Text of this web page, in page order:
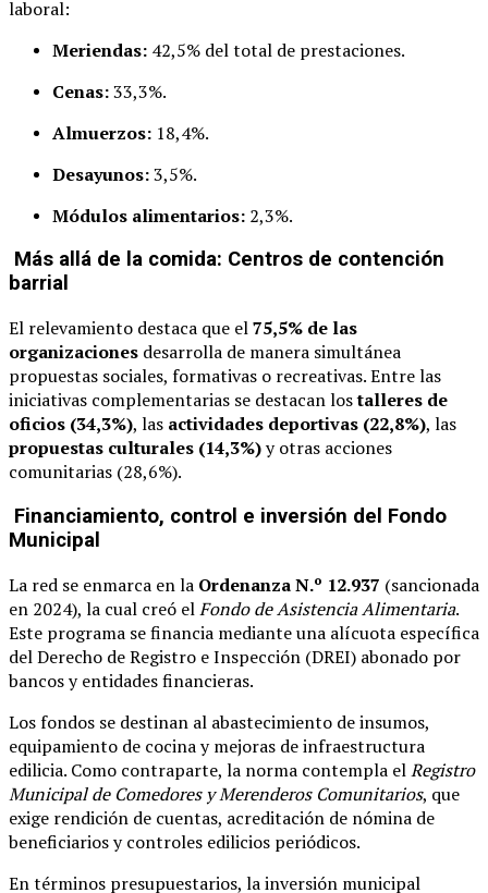
laboral:
Meriendas: 42,5% del total de prestaciones.
Cenas:33,3%.
Almuerzos: 18,4%.
Desayunos:3,5%.
Módulos alimentarios: 2,3%.
Más allá de la comida: Centros de contención
barrial
El relevamiento destaca que el75,5% de las
organizaciones desarrolla de manera simultánea
propuestas sociales, formativas o recreativas. Entre las
iniciativas complementarias se destacan lostalleres de
oficios (34,3%), las actividades deportivas (22,8%), las
propuestas culturales (14,3%)y otras acciones
comunitarias (28,6%).
Financiamiento, control e inversión del Fondo
Municipal
La red se enmarca en la Ordenanza N.º 12.937 (sancionada
en 2024), la cual creó elFondo de Asistencia Alimentaria.
Este programa se financia mediante una alícuota específica
del Derecho de Registro e Inspección (DREI) abonado por
bancos y entidades financieras.
Los fondos se destinan al abastecimiento de insumos,
equipamiento de cocina y mejoras de infraestructura
edilicia. Como contraparte, la norma contempla elRegistro
Municipal de Comedores y Merenderos Comunitarios, que
exige rendición de cuentas, acreditación de nómina de
beneficiarios y controles edilicios periódicos.
En términos presupuestarios, la inversión municipal